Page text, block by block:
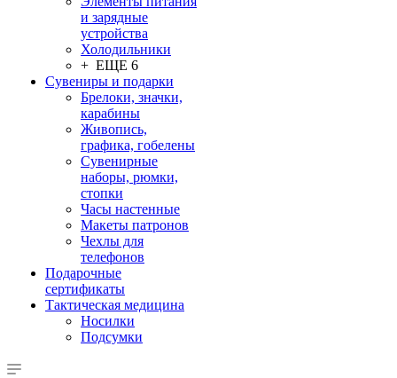
и зарядные
устройства
Холодильники
+ ЕЩЕ 6
Сувениры и подарки
Брелоки, значки,
карабины
Живопись,
графика, гобелены
Сувенирные
наборы, рюмки,
стопки
Часы настенные
Макеты патронов
Чехлы для
телефонов
Подарочные
сертификаты
Тактическая медицина
Носилки
Подсумки